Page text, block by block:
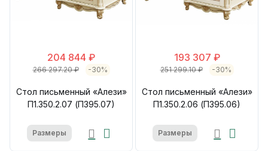
204 844 ₽
266 297.20 ₽ -30%
Стол письменный «Алези»
П1.350.2.07 (П395.07)
Размеры
193 307 ₽
251 299.10 ₽ -30%
Стол письменный «Алези»
П1.350.2.06 (П395.06)
Размеры